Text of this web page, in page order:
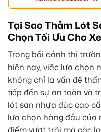
Tại Sao Thảm Lót
Chọn Tối Ưu Cho
Trong bối cảnh thị
hiện nay, việc lựa chọn
không chỉ là vấn đề
tiếp đến sự an toàn và
lót sàn nhựa đúc cao
lựa chọn hàng đầu của
điểm vượt trội mà các